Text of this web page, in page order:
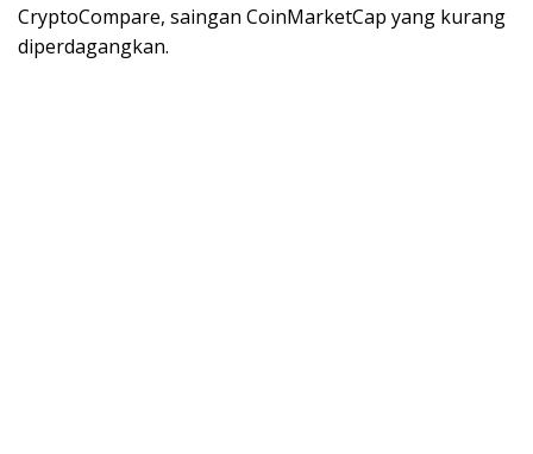
CryptoCompare, saingan CoinMarketCap yang kurang
diperdagangkan.